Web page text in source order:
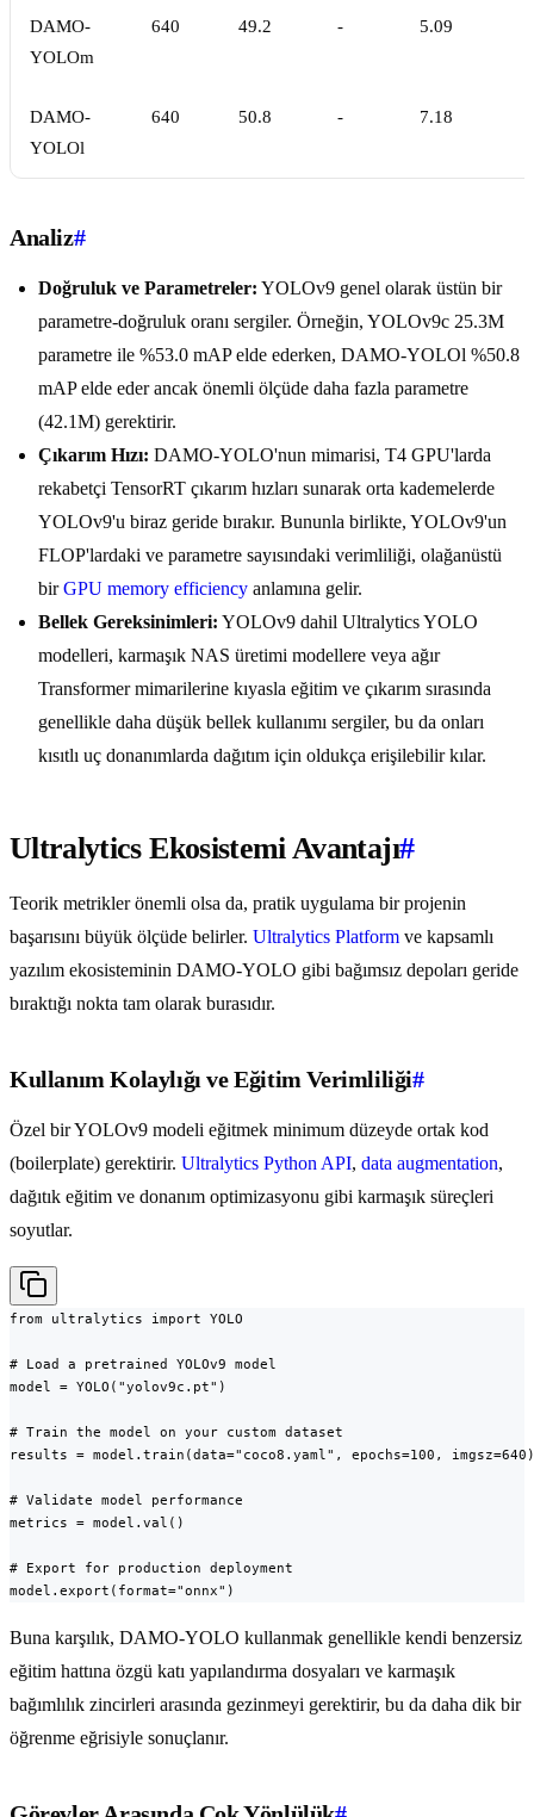
DAMO-
YOLOm
640 49.2 - 5.09
DAMO-
YOLOl
640 50.8 - 7.18
Analiz#
Doğruluk ve Parametreler: YOLOv9 genel olarak üstün bir
parametre-doğruluk oranı sergiler. Örneğin, YOLOv9c 25.3M
parametre ile %53.0 mAP elde ederken, DAMO-YOLOl %50.8
mAP elde eder ancak önemli ölçüde daha fazla parametre
(42.1M) gerektirir.
Çıkarım Hızı: DAMO-YOLO'nun mimarisi, T4 GPU'larda
rekabetçi TensorRT çıkarım hızları sunarak orta kademelerde
YOLOv9'u biraz geride bırakır. Bununla birlikte, YOLOv9'un
FLOP'lardaki ve parametre sayısındaki verimliliği, olağanüstü
birGPU memory efficiency anlamına gelir.
Bellek Gereksinimleri: YOLOv9 dahil Ultralytics YOLO
modelleri, karmaşık NAS üretimi modellere veya ağır
Transformer mimarilerine kıyasla eğitim ve çıkarım sırasında
genellikle daha düşük bellek kullanımı sergiler, bu da onları
kısıtlı uç donanımlarda dağıtım için oldukça erişilebilir kılar.
Ultralytics Ekosistemi Avantajı#
Teorik metrikler önemli olsa da, pratik uygulama bir projenin
başarısını büyük ölçüde belirler. Ultralytics Platform ve kapsamlı
yazılım ekosisteminin DAMO-YOLO gibi bağımsız depoları geride
bıraktığı nokta tam olarak burasıdır.
Kullanım Kolaylığı ve Eğitim Verimliliği#
Özel bir YOLOv9 modeli eğitmek minimum düzeyde ortak kod
(boilerplate) gerektirir. Ultralytics Python API, data augmentation,
dağıtık eğitim ve donanım optimizasyonu gibi karmaşık süreçleri
soyutlar.
from ultralytics import YOLO
# Load a pretrained YOLOv9 model
model = YOLO("yolov9c.pt")
# Train the model on your custom dataset
results = model.train(data="coco8.yaml", epochs=100, imgsz=640)
# Validate model performance
metrics = model.val()
# Export for production deployment
model.export(format="onnx")
Buna karşılık, DAMO-YOLO kullanmak genellikle kendi benzersiz
eğitim hattına özgü katı yapılandırma dosyaları ve karmaşık
bağımlılık zincirleri arasında gezinmeyi gerektirir, bu da daha dik bir
öğrenme eğrisiyle sonuçlanır.